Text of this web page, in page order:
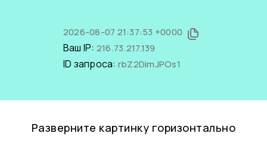
2026-08-07 21:37:53 +0000
Ваш IP: 216.73.217.139
ID запроса: rbZ2DimJPOs1
Разверните картинку горизонтально